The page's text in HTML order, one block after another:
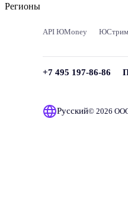
Регионы
API ЮMoney ЮСтрим
+7 495 197-86-86
Русский© 2026